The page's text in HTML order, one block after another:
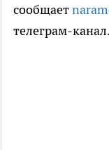
сообщает
телеграм-канал.